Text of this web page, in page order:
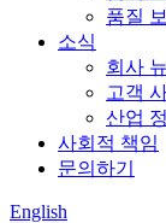
품질
소식
회사
고객
산업
사회적 책임
문의하기
English